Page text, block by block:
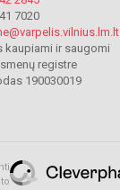
7020
kaupiami ir saugomi
registre
190030019